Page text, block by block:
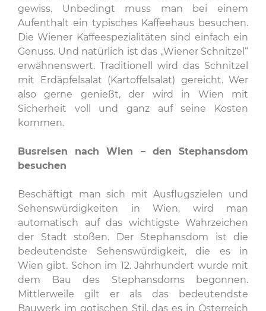
gewiss. Unbedingt muss man bei einem
Aufenthalt ein typisches Kaffeehaus besuchen.
Die Wiener Kaffeespezialitäten sind einfach ein
Genuss. Und natürlich ist das „Wiener Schnitzel“
erwähnenswert. Traditionell wird das Schnitzel
mit Erdäpfelsalat (Kartoffelsalat) gereicht. Wer
also gerne genießt, der wird in Wien mit
Sicherheit voll und ganz auf seine Kosten
kommen.
Busreisen nach Wien – den Stephansdom
besuchen
Beschäftigt man sich mit Ausflugszielen und
Sehenswürdigkeiten in Wien, wird man
automatisch auf das wichtigste Wahrzeichen
der Stadt stoßen. Der Stephansdom ist die
bedeutendste Sehenswürdigkeit, die es in
Wien gibt. Schon im 12. Jahrhundert wurde mit
dem Bau des Stephansdoms begonnen.
Mittlerweile gilt er als das bedeutendste
Bauwerk im gotischen Stil, das es in Österreich